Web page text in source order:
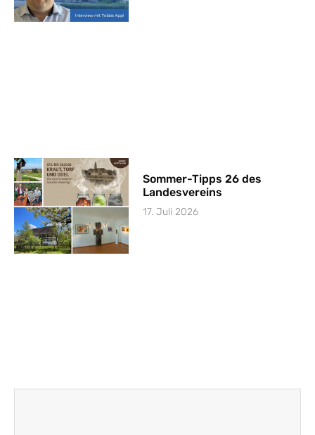
Sommer-Tipps 26 des
Landesvereins
17. Juli 2026